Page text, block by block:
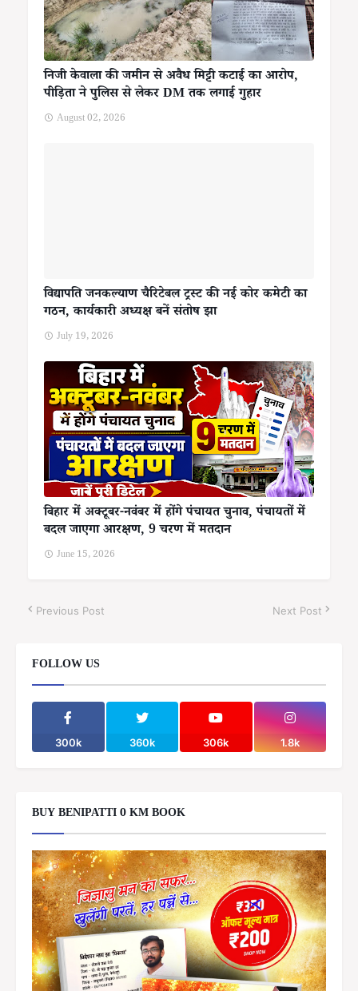
निजी केवाला की जमीन से अवैध मिट्टी कटाई का आरोप,
पीड़िता ने पुलिस से लेकर DM तक लगाई गुहार
August 02, 2026
विद्यापति जनकल्याण चैरिटेबल ट्रस्ट की नई कोर कमेटी का
गठन, कार्यकारी अध्यक्ष बनें संतोष झा
July 19, 2026
बिहार में अक्टूबर-नवंबर में होंगे पंचायत चुनाव, पंचायतों में
बदल जाएगा आरक्षण, 9 चरण में मतदान
June 15, 2026
Previous Post Next Post
FOLLOW US
300k 360k 306k 1.8k
BUY BENIPATTI 0 KM BOOK